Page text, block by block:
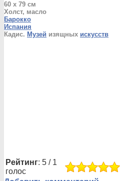
60 x 79 см
Холст, масло
Барокко
Испания
Кадис. Музей изящных искусств
Рейтинг: 5 / 1
голос